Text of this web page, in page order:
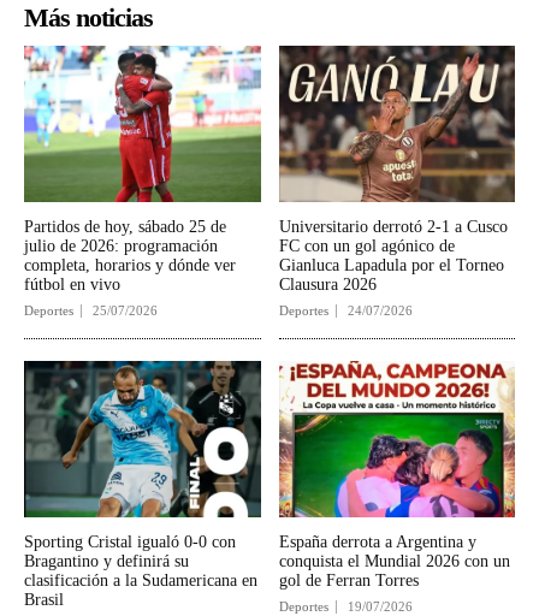
Más noticias
Partidos de hoy, sábado 25 de
julio de 2026: programación
completa, horarios y dónde ver
fútbol en vivo
Deportes 25/07/2026
Universitario derrotó 2-1 a Cusco
FC con un gol agónico de
Gianluca Lapadula por el Torneo
Clausura 2026
Deportes 24/07/2026
Sporting Cristal igualó 0-0 con
Bragantino y definirá su
clasificación a la Sudamericana en
Brasil
España derrota a Argentina y
conquista el Mundial 2026 con un
gol de Ferran Torres
Deportes 19/07/2026